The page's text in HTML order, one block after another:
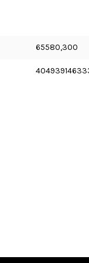
65580,300